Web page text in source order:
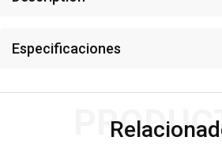
Especificaciones